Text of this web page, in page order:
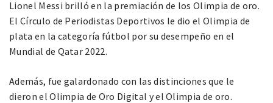
Lionel Messi brilló en la premiación de los Olimpia de oro.
El Círculo de Periodistas Deportivos le dio el Olimpia de
plata en la categoría fútbol por su desempeño en el
Mundial de Qatar 2022.
Además, fue galardonado con las distinciones que le
dieron el Olimpia de Oro Digital y el Olimpia de oro.